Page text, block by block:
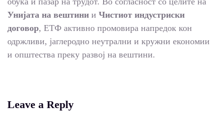
Унијата на вештини и Чистиот индустриски
договор, ЕТФ активно промовира напредок кон
одржливи, јаглеродно неутрални и кружни економии
и општества преку развој на вештини.
Leave a Reply